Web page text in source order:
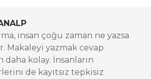
insan çoğu zaman ne yazsa
Makaleyi yazmak cevap
daha kolay. İnsanların
de kayıtsız tepkisiz